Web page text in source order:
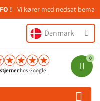
!- Vi kører med nedsat
Denmark
hos Google